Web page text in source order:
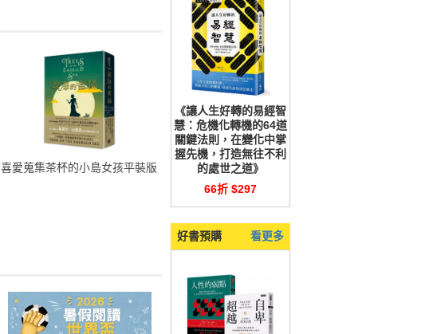
喜愛蒐集茶杯的小島女孩平裝版
《讓人生好轉的易經智
慧：危機化轉機的64道
關鍵法則，在變化中掌
握先機，打造無往不利
的處世之道》
66折 $297
好書預購 看更多